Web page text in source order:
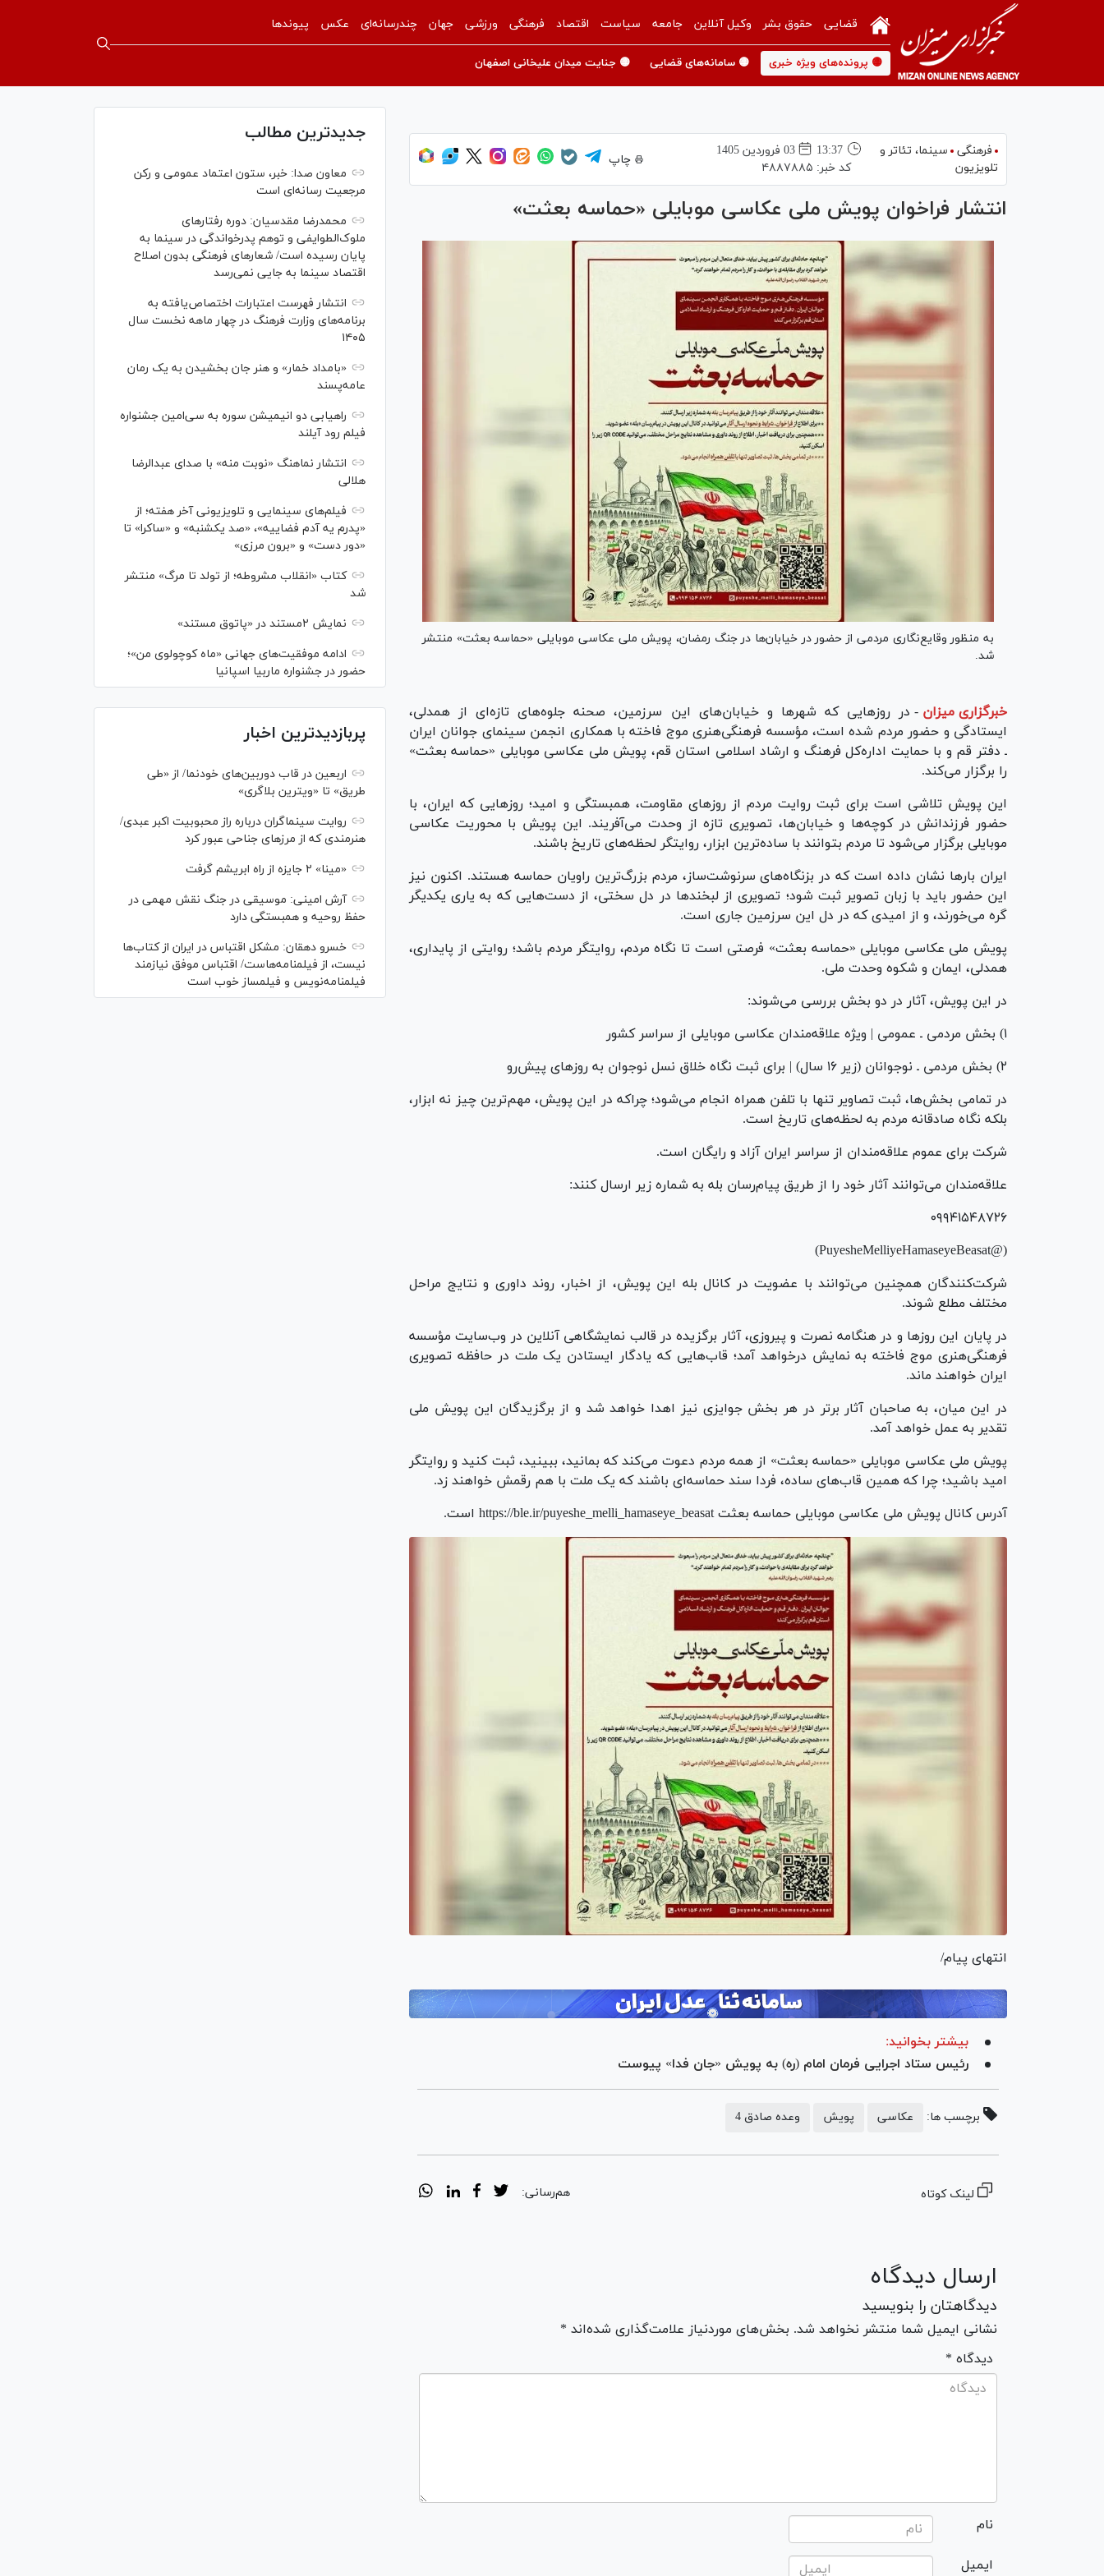
قضایی حقوق بشر وکیل آنلاین جامعه سیاست اقتصاد فرهنگی ورزشی جهان چندرسانه‌ای عکس پیوندها
🟡 پرونده‌های ویژه خبری 🟡 سامانه‌های قضایی 🟡 جنایت میدان علیخانی اصفهان
فرهنگی
سینما،‌ تئاتر و
تلویزیون
13:37
03 فروردين 1405
کد خبر: ۴۸۸۷۸۸۵
چاپ
انتشار فراخوان پویش ملی عکاسی موبایلی «حماسه بعثت»
به منظور وقایع‌نگاری مردمی از حضور در خیابان‌ها در جنگ رمضان، پویش ملی عکاسی موبایلی «حماسه بعثت» منتشر
شد.
خبرگزاری میزان - در روز‌هایی که شهر‌ها و خیابان‌های این سرزمین، صحنه جلوه‌های تازه‌ای از همدلی،
ایستادگی و حضور مردم شده است، مؤسسه فرهنگی‌هنری موج فاخته با همکاری انجمن سینمای جوانان ایران
ـ دفتر قم و با حمایت اداره‌کل فرهنگ و ارشاد اسلامی استان قم، پویش ملی عکاسی موبایلی «حماسه بعثت»
را برگزار می‌کند.
این پویش تلاشی است برای ثبت روایت مردم از روز‌های مقاومت، همبستگی و امید؛ روز‌هایی که ایران، با
حضور فرزندانش در کوچه‌ها و خیابان‌ها، تصویری تازه از وحدت می‌آفریند. این پویش با محوریت عکاسی
موبایلی برگزار می‌شود تا مردم بتوانند با ساده‌ترین ابزار، روایتگر لحظه‌های تاریخ باشند.
ایران بار‌ها نشان داده است که در بزنگاه‌های سرنوشت‌ساز، مردم بزرگ‌ترین راویان حماسه هستند. اکنون نیز
این حضور باید با زبان تصویر ثبت شود؛ تصویری از لبخند‌ها در دل سختی، از دست‌هایی که به یاری یکدیگر
گره می‌خورند، و از امیدی که در دل این سرزمین جاری است.
پویش ملی عکاسی موبایلی «حماسه بعثت» فرصتی است تا نگاه مردم، روایتگر مردم باشد؛ روایتی از پایداری،
همدلی، ایمان و شکوه وحدت ملی.
در این پویش، آثار در دو بخش بررسی می‌شوند:
۱) بخش مردمی ـ عمومی | ویژه علاقه‌مندان عکاسی موبایلی از سراسر کشور
۲) بخش مردمی ـ نوجوانان (زیر ۱۶ سال) | برای ثبت نگاه خلاق نسل نوجوان به روز‌های پیش‌رو
در تمامی بخش‌ها، ثبت تصاویر تنها با تلفن همراه انجام می‌شود؛ چراکه در این پویش، مهم‌ترین چیز نه ابزار،
بلکه نگاه صادقانه مردم به لحظه‌های تاریخ است.
شرکت برای عموم علاقه‌مندان از سراسر ایران آزاد و رایگان است.
علاقه‌مندان می‌توانند آثار خود را از طریق پیام‌رسان بله به شماره زیر ارسال کنند:
۰۹۹۴۱۵۴۸۷۲۶
(@PuyesheMelliyeHamaseyeBeasat)
شرکت‌کنندگان همچنین می‌توانند با عضویت در کانال بله این پویش، از اخبار، روند داوری و نتایج مراحل
مختلف مطلع شوند.
در پایان این روز‌ها و در هنگامه نصرت و پیروزی، آثار برگزیده در قالب نمایشگاهی آنلاین در وب‌سایت مؤسسه
فرهنگی‌هنری موج فاخته به نمایش درخواهد آمد؛ قاب‌هایی که یادگار ایستادن یک ملت در حافظه تصویری
ایران خواهند ماند.
در این میان، به صاحبان آثار برتر در هر بخش جوایزی نیز اهدا خواهد شد و از برگزیدگان این پویش ملی
تقدیر به عمل خواهد آمد.
پویش ملی عکاسی موبایلی «حماسه بعثت» از همه مردم دعوت می‌کند که بمانید، ببینید، ثبت کنید و روایتگر
امید باشید؛ چرا که همین قاب‌های ساده، فردا سند حماسه‌ای باشند که یک ملت با هم رقمش خواهند زد.
آدرس کانال پویش ملی عکاسی موبایلی حماسه بعثت https://ble.ir/puyeshe_melli_hamaseye_beasat است.
انتهای پیام/
بیشتر بخوانید:
رئیس ستاد اجرایی فرمان امام (ره) به پویش «جان فدا» پیوست
برچسب ها: عکاسی پویش وعده صادق 4
لینک کوتاه هم‌رسانی:
ارسال دیدگاه
دیدگاهتان را بنویسید
نشانی ایمیل شما منتشر نخواهد شد. بخش‌های موردنیاز علامت‌گذاری شده‌اند *
* دیدگاه
نام
ایمیل
جدیدترین مطالب
معاون صدا: خبر، ستون اعتماد عمومی و رکن
مرجعیت رسانه‌ای است
محمدرضا مقدسیان: دوره رفتارهای
ملوک‌الطوایفی و توهم پدرخواندگی در سینما به
پایان رسیده است/ شعارهای فرهنگی بدون اصلاح
اقتصاد سینما به جایی نمی‌رسد
انتشار فهرست اعتبارات اختصاص‌یافته به
برنامه‌های وزارت فرهنگ در چهار ماهه نخست سال
۱۴۰۵
«بامداد خمار» و هنر جان بخشیدن به یک رمان
عامه‌پسند
راهیابی دو انیمیشن سوره به سی‌امین جشنواره
فیلم رود آیلند
انتشار نماهنگ «نوبت منه» با صدای عبدالرضا
هلالی
فیلم‌های سینمایی و تلویزیونی آخر هفته؛ از
«پدرم یه آدم فضاییه»، «صد یکشنبه» و «ساکرا» تا
«دور دست» و «برون مرزی»
کتاب «انقلاب مشروطه؛ از تولد تا مرگ» منتشر
شد
نمایش ۲مستند در «پاتوق مستند»
ادامه موفقیت‌های جهانی «ماه کوچولوی من»؛
حضور در جشنواره ماربیا اسپانیا
پربازدیدترین اخبار
اربعین در قاب دوربین‌های خودنما/ از «طی
طریق» تا «ویترین بلاگری»
روایت سینماگران درباره راز محبوبیت اکبر عبدی/
هنرمندی که از مرزهای جناحی عبور کرد
«مینا» ۲ جایزه از راه ابریشم گرفت
آرش امینی: موسیقی در جنگ نقش مهمی در
حفظ روحیه و همبستگی دارد
خسرو دهقان: مشکل اقتباس در ایران از کتاب‌ها
نیست، از فیلمنامه‌هاست/ اقتباس موفق نیازمند
فیلمنامه‌نویس و فیلمساز خوب است